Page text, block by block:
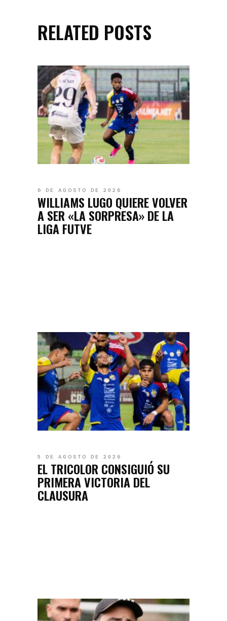
RELATED POSTS
6 DE AGOSTO DE 2026
WILLIAMS LUGO QUIERE VOLVER
A SER «LA SORPRESA» DE LA
LIGA FUTVE
5 DE AGOSTO DE 2026
EL TRICOLOR CONSIGUIÓ SU
PRIMERA VICTORIA DEL
CLAUSURA